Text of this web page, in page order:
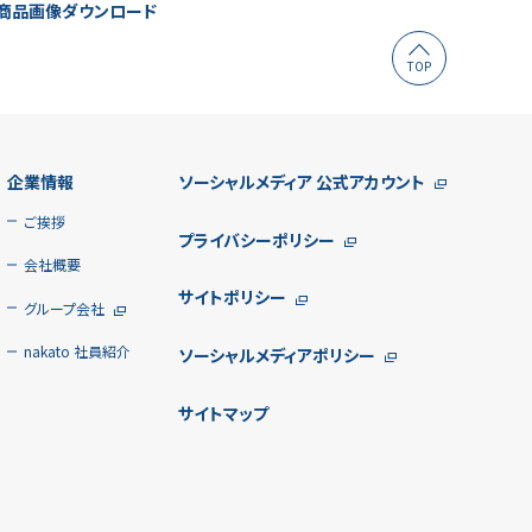
品画像ダウンロード
企業情報
ご挨拶
会社概要
グループ会社
nakato 社員紹介
ソーシャルメディア公式アカウント
プライバシーポリシー
サイトポリシー
ソーシャルメディアポリシー
サイトマップ
TOP